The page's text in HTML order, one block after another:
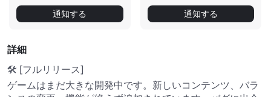
通知する 通知する
詳細
🛠️ [フルリリース]
ゲームはまだ大きな開発中です。新しいコンテンツ、バラ